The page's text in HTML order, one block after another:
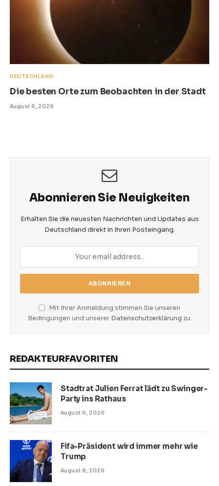
DEUTSCHLAND
Die besten Orte zum Beobachten in der Stadt
August 6, 2026
Abonnieren Sie Neuigkeiten
Erhalten Sie die neuesten Nachrichten und Updates aus
Deutschland direkt in Ihren Posteingang.
Mit Ihrer Anmeldung stimmen Sie unseren
Bedingungen und unserer Datenschutzerklärung zu.
REDAKTEURFAVORITEN
Stadtrat Julien Ferrat lädt zu Swinger-
Party ins Rathaus
August 6, 2026
Fifa-Präsident wird immer mehr wie
Trump
August 6, 2026